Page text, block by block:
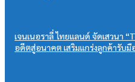
เจนเนอราลี่ ไทยแลนด์ จัดเสวนา
อดีตสู่อนาคต เสริมแกร่งลูกค้ารับ